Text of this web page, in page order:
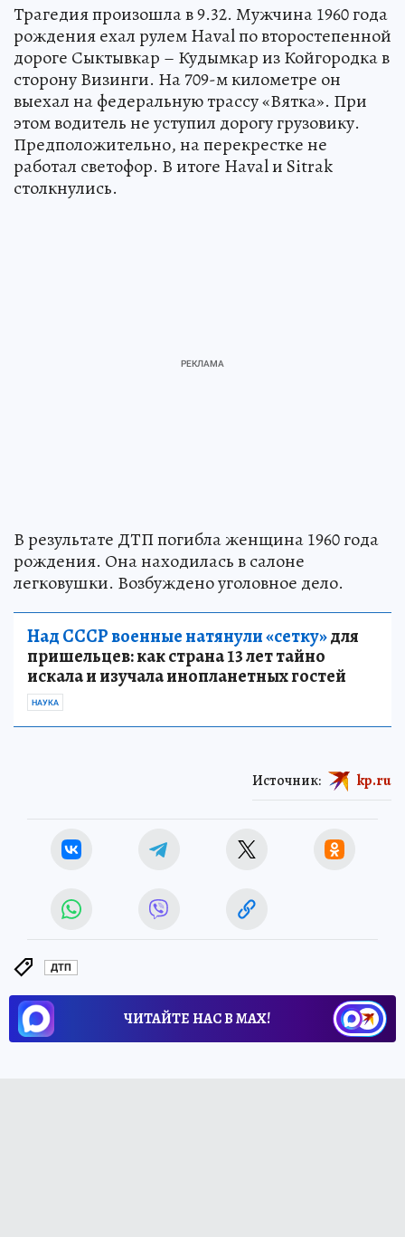
Трагедия произошла в 9.32. Мужчина 1960 года
рождения ехал рулем Haval по второстепенной
дороге Сыктывкар – Кудымкар из Койгородка в
сторону Визинги. На 709-м километре он
выехал на федеральную трассу «Вятка». При
этом водитель не уступил дорогу грузовику.
Предположительно, на перекрестке не
работал светофор. В итоге Haval и Sitrak
столкнулись.
В результате ДТП погибла женщина 1960 года
рождения. Она находилась в салоне
легковушки. Возбуждено уголовное дело.
Над СССР военные натянули «сетку»для
пришельцев: как страна 13 лет тайно
искала и изучала инопланетных гостей
НАУКА
Источник: kp.ru
ДТП
ЧИТАЙТЕ НАС В МАХ!